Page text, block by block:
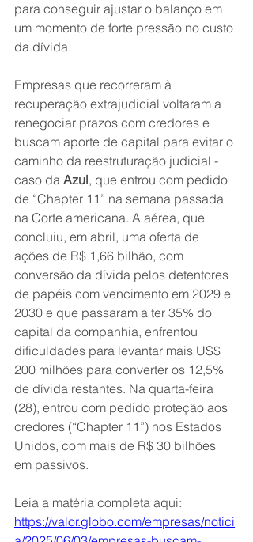
para conseguir ajustar o balanço em
um momento de forte pressão no custo
da dívida.
Empresas que recorreram à
recuperação extrajudicial voltaram a
renegociar prazos com credores e
buscam aporte de capital para evitar o
caminho da reestruturação judicial -
caso da Azul, que entrou com pedido
de “Chapter 11” na semana passada
na Corte americana. A aérea, que
concluiu, em abril, uma oferta de
ações de R$ 1,66 bilhão, com
conversão da dívida pelos detentores
de papéis com vencimento em 2029 e
2030 e que passaram a ter 35% do
capital da companhia, enfrentou
dificuldades para levantar mais US$
200 milhões para converter os 12,5%
de dívida restantes. Na quarta-feira
(28), entrou com pedido proteção aos
credores (“Chapter 11”) nos Estados
Unidos, com mais de R$ 30 bilhões
em passivos.
Leia a matéria completa aqui:
https://valor.globo.com/empresas/notici